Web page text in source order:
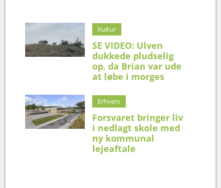
Kultur
SE VIDEO: Ulven
dukkede pludselig
op, da Brian var ude
at løbe i morges
Erhverv
Forsvaret bringer liv
i nedlagt skole med
ny kommunal
lejeaftale